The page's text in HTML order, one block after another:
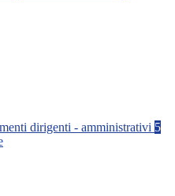
dirigenti - amministrativi 5